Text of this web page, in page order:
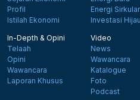
Profil
Istilah Ekonomi
Energi Sirkular
Investasi Hijau
In-Depth & Opini
Telaah
Opini
Wawancara
Laporan Khusus
Video
News
Wawancara
Katalogue
Foto
Podcast